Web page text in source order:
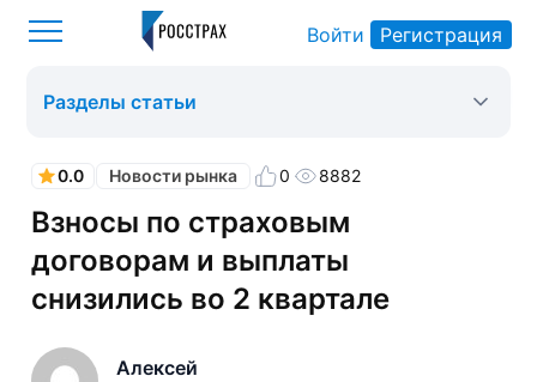
Войти Регистрация
0.0 Новости рынка 0 8882
Взносы по страховым
договорам и выплаты
снизились во 2 квартале
Алексей
Разделы статьи